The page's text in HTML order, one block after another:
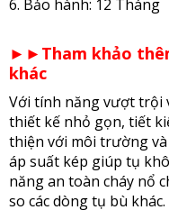
6. Bảo hành: 12 Tháng
►►Tham khảo
khác
Với tính năng vượt trội
thiết kế nhỏ gọn, tiết
thiện với môi trường
áp suất kép giúp tụ
năng an toàn cháy nổ
so các dòng tụ bù khác.